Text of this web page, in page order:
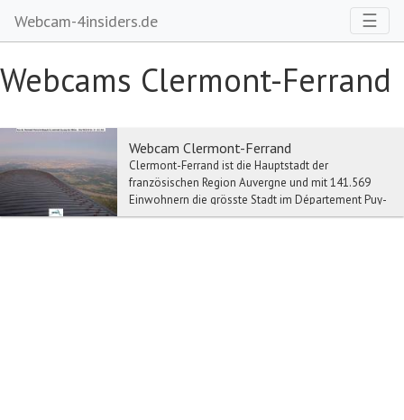
Webcam-4insiders.de ☰
Webcams Clermont-Ferrand
Webcam Clermont-Ferrand
Clermont-Ferrand ist die Hauptstadt der
französischen Region Auvergne und mit 141.569
Einwohnern die grösste Stadt im Département Puy-
de-Dôme. Auss...